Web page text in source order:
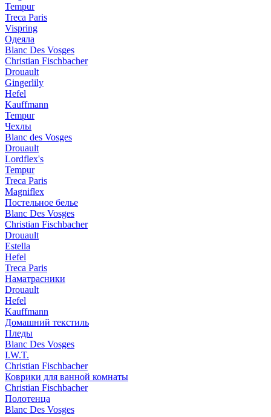
Tempur
Treca Paris
Vispring
Одеяла
Blanc Des Vosges
Christian Fischbacher
Drouault
Gingerlily
Hefel
Kauffmann
Tempur
Чехлы
Blanc des Vosges
Drouault
Lordflex's
Tempur
Treca Paris
Magniflex
Постельное белье
Blanc Des Vosges
Christian Fischbacher
Drouault
Estella
Hefel
Treca Paris
Наматрасники
Drouault
Hefel
Kauffmann
Домашний текстиль
Пледы
Blanc Des Vosges
I.W.T.
Christian Fischbacher
Коврики для ванной комнаты
Christian Fischbacher
Полотенца
Blanc Des Vosges